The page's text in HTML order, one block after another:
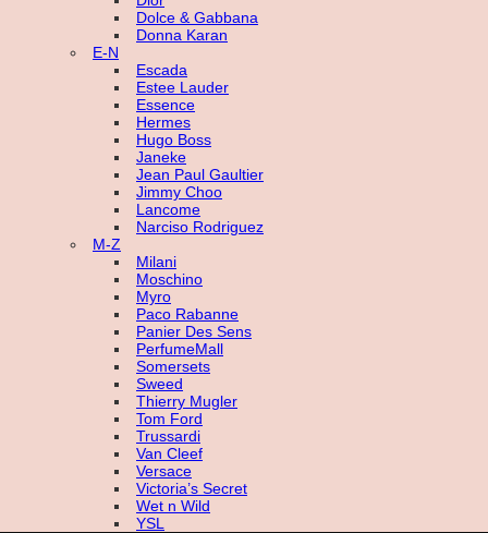
Dolce & Gabbana
Donna Karan
E-N
Escada
Estee Lauder
Essence
Hermes
Hugo Boss
Janeke
Jean Paul Gaultier
Jimmy Choo
Lancome
Narciso Rodriguez
M-Z
Milani
Moschino
Myro
Paco Rabanne
Panier Des Sens
PerfumeMall
Somersets
Sweed
Thierry Mugler
Tom Ford
Trussardi
Van Cleef
Versace
Victoria’s Secret
Wet n Wild
YSL